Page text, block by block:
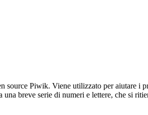
source Piwik. Viene utilizzato per aiutare
breve serie di numeri e lettere, che si